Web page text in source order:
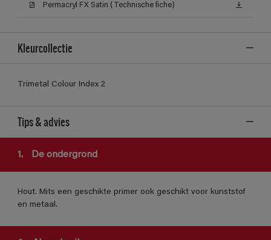
Permacryl FX Satin (Technische fiche)
Kleurcollectie
Trimetal Colour Index 2
Tips & advies
1. De ondergrond
Hout. Mits een geschikte primer ook geschikt voor kunststof
en metaal.